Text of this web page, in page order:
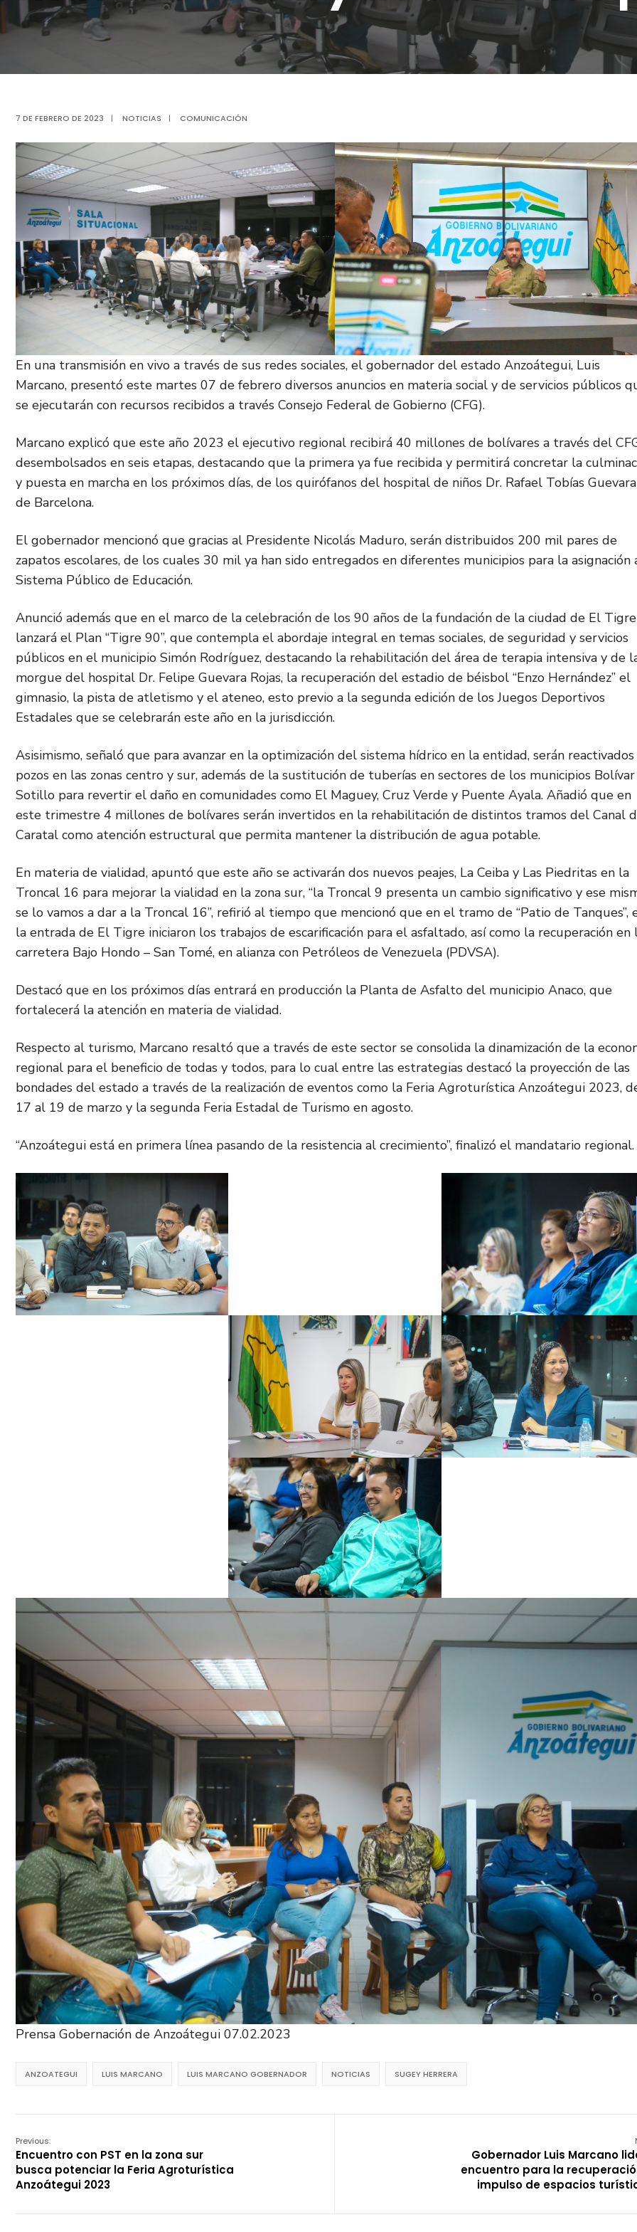
7 DE FEBRERO DE 2023 | NOTICIAS | COMUNICACIÓN
En una transmisión en vivo a través de sus redes sociales, el gobernador del estado Anzoátegui, Luis
Marcano, presentó este martes 07 de febrero diversos anuncios en materia social y de servicios públicos
se ejecutarán con recursos recibidos a través Consejo Federal de Gobierno (CFG).
Marcano explicó que este año 2023 el ejecutivo regional recibirá 40 millones de bolívares a través del
desembolsados en seis etapas, destacando que la primera ya fue recibida y permitirá concretar la
y puesta en marcha en los próximos días, de los quirófanos del hospital de niños Dr. Rafael Tobías Guevara
de Barcelona.
El gobernador mencionó que gracias al Presidente Nicolás Maduro, serán distribuidos 200 mil pares de
zapatos escolares, de los cuales 30 mil ya han sido entregados en diferentes municipios para la asignación
Sistema Público de Educación.
Anunció además que en el marco de la celebración de los 90 años de la fundación de la ciudad de El
lanzará el Plan “Tigre 90”, que contempla el abordaje integral en temas sociales, de seguridad y servicios
públicos en el municipio Simón Rodríguez, destacando la rehabilitación del área de terapia intensiva y de
morgue del hospital Dr. Felipe Guevara Rojas, la recuperación del estadio de béisbol “Enzo Hernández” el
gimnasio, la pista de atletismo y el ateneo, esto previo a la segunda edición de los Juegos Deportivos
Estadales que se celebrarán este año en la jurisdicción.
Asisimismo, señaló que para avanzar en la optimización del sistema hídrico en la entidad, serán
pozos en las zonas centro y sur, además de la sustitución de tuberías en sectores de los municipios
Sotillo para revertir el daño en comunidades como El Maguey, Cruz Verde y Puente Ayala. Añadió que en
este trimestre 4 millones de bolívares serán invertidos en la rehabilitación de distintos tramos del Canal
Caratal como atención estructural que permita mantener la distribución de agua potable.
En materia de vialidad, apuntó que este año se activarán dos nuevos peajes, La Ceiba y Las Piedritas en la
Troncal 16 para mejorar la vialidad en la zona sur, “la Troncal 9 presenta un cambio significativo y ese
se lo vamos a dar a la Troncal 16”, refirió al tiempo que mencionó que en el tramo de “Patio de Tanques”,
la entrada de El Tigre iniciaron los trabajos de escarificación para el asfaltado, así como la recuperación en
carretera Bajo Hondo – San Tomé, en alianza con Petróleos de Venezuela (PDVSA).
Destacó que en los próximos días entrará en producción la Planta de Asfalto del municipio Anaco, que
fortalecerá la atención en materia de vialidad.
Respecto al turismo, Marcano resaltó que a través de este sector se consolida la dinamización de la
regional para el beneficio de todas y todos, para lo cual entre las estrategias destacó la proyección de las
bondades del estado a través de la realización de eventos como la Feria Agroturística Anzoátegui 2023,
17 al 19 de marzo y la segunda Feria Estadal de Turismo en agosto.
“Anzoátegui está en primera línea pasando de la resistencia al crecimiento”, finalizó el mandatario regional.
Prensa Gobernación de Anzoátegui 07.02.2023
ANZOATEGUI LUIS MARCANO LUIS MARCANO GOBERNADOR NOTICIAS SUGEY HERRERA
Previous:
Encuentro con PST en la zona sur
busca potenciar la Feria Agroturística
Anzoátegui 2023
Gobernador Luis Marcano
encuentro para la
impulso de espacios